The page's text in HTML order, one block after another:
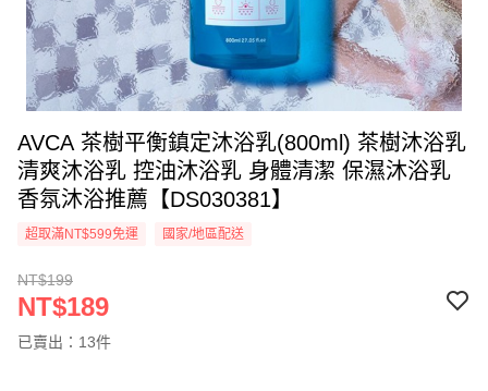
AVCA 茶樹平衡鎮定沐浴乳(800ml) 茶樹沐浴乳
清爽沐浴乳 控油沐浴乳 身體清潔 保濕沐浴乳
香氛沐浴推薦【DS030381】
超取滿NT$599免運 國家/地區配送
NT$199
NT$189
已賣出：13件